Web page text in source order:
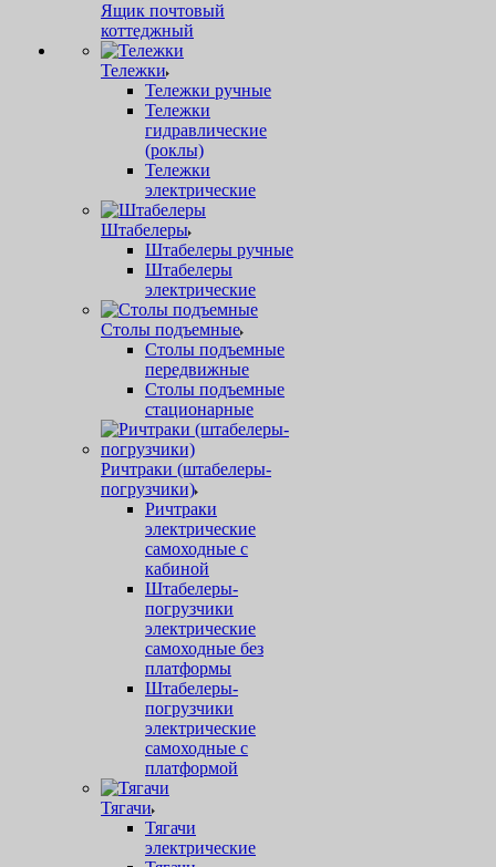
Ящик почтовый
коттеджный
Тележки
Тележки ручные
Тележки
гидравлические
(роклы)
Тележки
электрические
Штабелеры
Штабелеры ручные
Штабелеры
электрические
Столы подъемные
Столы подъемные
передвижные
Столы подъемные
стационарные
Ричтраки (штабелеры-
погрузчики)
Ричтраки
электрические
самоходные с
кабиной
Штабелеры-
погрузчики
электрические
самоходные без
платформы
Штабелеры-
погрузчики
электрические
самоходные с
платформой
Тягачи
Тягачи
электрические